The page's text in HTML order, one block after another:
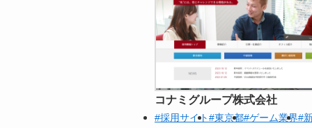
コナミグループ株式会社
#採用サイト#東京都#ゲーム業界#